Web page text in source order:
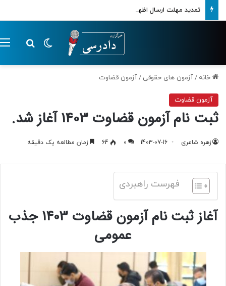
تمدید مهلت ارسال اظهارنامه‌های مالیاتی تا پایان تابستان 1405
تغییر پوسته
خانه /آزمون های حقوقی /آزمون قضاوت
آزمون قضاوت
ثبت نام آزمون قضاوت 1403 آغاز شد.
زهره شاعری 1403-07-16
0
64 زمان مطالعه یک دقیقه
فهرست راهبردی
آغاز ثبت نام آزمون قضاوت 1403 جذب
عمومی